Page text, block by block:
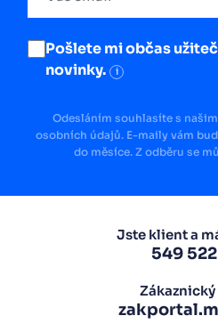
Pošlete mi občas
novinky.
i
Odesláním souhlasíte s
osobních údajů. E-maily vám
do měsíce. Z odběru se
Jste klient a
549